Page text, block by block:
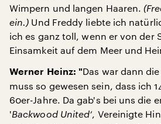
Wimpern und langen Haaren.
ein.) Und Freddy liebte ich
ich es ganz toll, wenn er von der
Einsamkeit auf dem Meer und
Werner Heinz: "Das war dann
muss so gewesen sein, dass ich
60er-Jahre. Da gab's bei uns die
'Backwood United‘, Vereinigte